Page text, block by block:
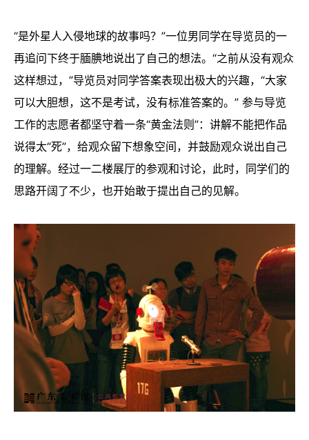
“是外星人入侵地球的故事吗？”一位男同学在导览员的一
再追问下终于腼腆地说出了自己的想法。“之前从没有观众
这样想过，”导览员对同学答案表现出极大的兴趣，“大家
可以大胆想，这不是考试，没有标准答案的。” 参与导览
工作的志愿者都坚守着一条“黄金法则”：讲解不能把作品
说得太“死”，给观众留下想象空间，并鼓励观众说出自己
的理解。经过一二楼展厅的参观和讨论，此时，同学们的
思路开阔了不少，也开始敢于提出自己的见解。